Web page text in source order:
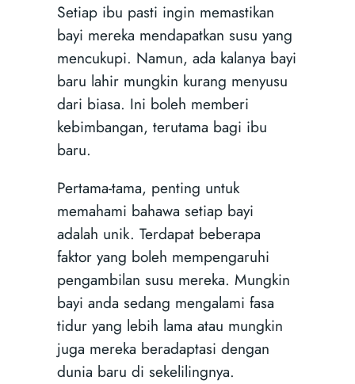
Setiap ibu pasti ingin memastikan
bayi mereka mendapatkan susu yang
mencukupi. Namun, ada kalanya bayi
baru lahir mungkin kurang menyusu
dari biasa. Ini boleh memberi
kebimbangan, terutama bagi ibu
baru.
Pertama-tama, penting untuk
memahami bahawa setiap bayi
adalah unik. Terdapat beberapa
faktor yang boleh mempengaruhi
pengambilan susu mereka. Mungkin
bayi anda sedang mengalami fasa
tidur yang lebih lama atau mungkin
juga mereka beradaptasi dengan
dunia baru di sekelilingnya.